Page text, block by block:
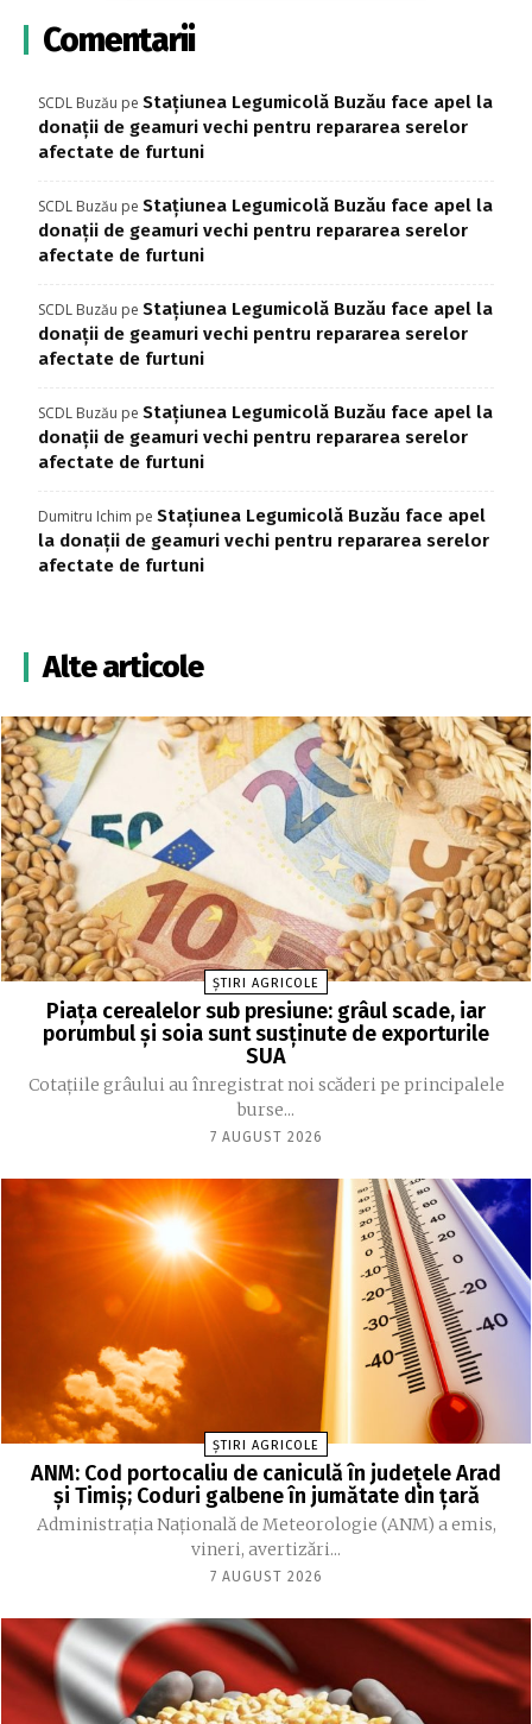
Comentarii
SCDL Buzău pe Stațiunea Legumicolă Buzău face apel la
donații de geamuri vechi pentru repararea serelor
afectate de furtuni
SCDL Buzău pe Stațiunea Legumicolă Buzău face apel la
donații de geamuri vechi pentru repararea serelor
afectate de furtuni
SCDL Buzău pe Stațiunea Legumicolă Buzău face apel la
donații de geamuri vechi pentru repararea serelor
afectate de furtuni
SCDL Buzău pe Stațiunea Legumicolă Buzău face apel la
donații de geamuri vechi pentru repararea serelor
afectate de furtuni
Dumitru Ichim pe Stațiunea Legumicolă Buzău face apel
la donații de geamuri vechi pentru repararea serelor
afectate de furtuni
Alte articole
ȘTIRI AGRICOLE
Piața cerealelor sub presiune: grâul scade, iar
porumbul și soia sunt susținute de exporturile
SUA
Cotațiile grâului au înregistrat noi scăderi pe principalele
burse...
7 AUGUST 2026
ȘTIRI AGRICOLE
ANM: Cod portocaliu de caniculă în judeţele Arad
şi Timiş; Coduri galbene în jumătate din ţară
Administraţia Naţională de Meteorologie (ANM) a emis,
vineri, avertizări...
7 AUGUST 2026